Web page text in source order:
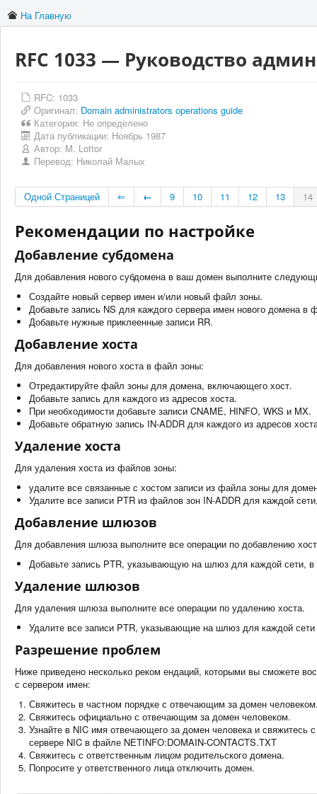
На Главную
RFC 1033 — Руководство
RFC: 1033
Оригинал: Domain administrators operations guide
Категория: Не определено
Дата публикации: Ноябрь 1987
Автор: M. Lottor
Перевод: Николай Малых
Одной Страницей ⇐ ← 9 10 11 12 13 14
Рекомендации по настройке
Добавление субдомена
Для добавления нового субдомена в ваш домен выполните
Создайте новый сервер имен и/или новый файл зоны.
Добавьте запись NS для каждого сервера имен нового домена в
Добавьте нужные приклеенные записи RR.
Добавление хоста
Для добавления нового хоста в файл зоны:
Отредактируйте файл зоны для домена, включающего хост.
Добавьте запись для каждого из адресов хоста.
При необходимости добавьте записи CNAME, HINFO, WKS и MX.
Добавьте обратную запись IN-ADDR для каждого из адресов
Удаление хоста
Для удаления хоста из файлов зоны:
удалите все связанные с хостом записи из файла зоны для
Удалите все записи PTR из файлов зон IN-ADDR для каждой
Добавление шлюзов
Для добавления шлюза выполните все операции по добавлению
Добавьте запись PTR, указывающую на шлюз для каждой сети, в
Удаление шлюзов
Для удаления шлюза выполните все операции по удалению хоста.
Удалите все записи PTR, указывающие на шлюз для каждой
Разрешение проблем
Ниже приведено несколько реком ендаций, которыми вы сможете
с сервером имен:
Свяжитесь в частном порядке с отвечающим за домен
Свяжитесь официально с отвечающим за домен человеком.
Узнайте в NIC имя отвечающего за домен человека и
сервере NIC в файле NETINFO:DOMAIN-CONTACTS.TXT
Свяжитесь с ответственным лицом родительского домена.
Попросите у ответственного лица отключить домен.